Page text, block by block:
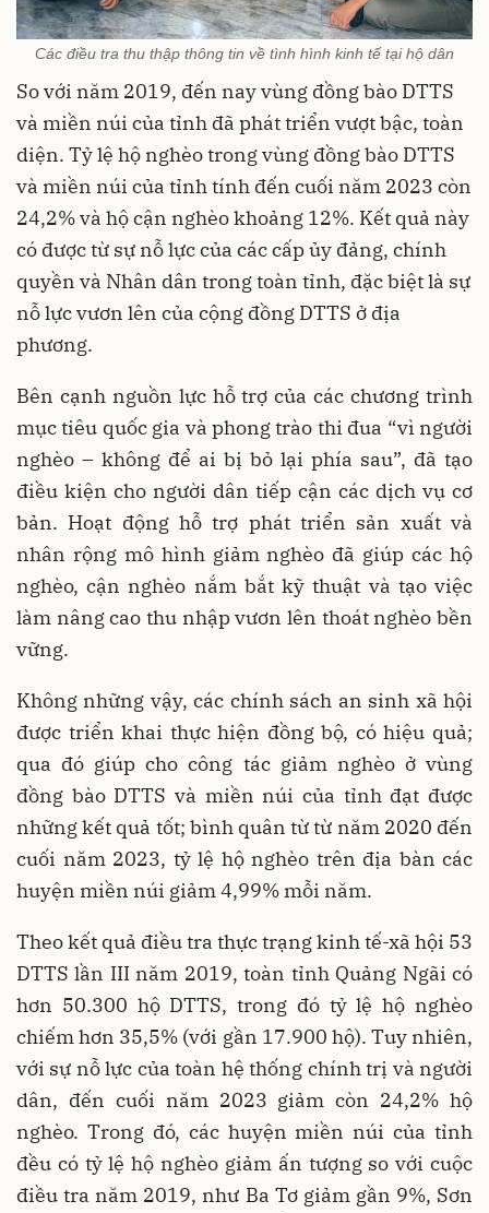
Các điều tra thu thập thông tin về tình hình kinh tế tại hộ dân
So với năm 2019, đến nay vùng đồng bào DTTS
và miền núi của tỉnh đã phát triển vượt bậc, toàn
diện. Tỷ lệ hộ nghèo trong vùng đồng bào DTTS
và miền núi của tỉnh tính đến cuối năm 2023 còn
24,2% và hộ cận nghèo khoảng 12%. Kết quả này
có được từ sự nỗ lực của các cấp ủy đảng, chính
quyền và Nhân dân trong toàn tỉnh, đặc biệt là sự
nỗ lực vươn lên của cộng đồng DTTS ở địa
phương.
Bên cạnh nguồn lực hỗ trợ của các chương trình
mục tiêu quốc gia và phong trào thi đua “vì người
nghèo – không để ai bị bỏ lại phía sau”, đã tạo
điều kiện cho người dân tiếp cận các dịch vụ cơ
bản. Hoạt động hỗ trợ phát triển sản xuất và
nhân rộng mô hình giảm nghèo đã giúp các hộ
nghèo, cận nghèo nắm bắt kỹ thuật và tạo việc
làm nâng cao thu nhập vươn lên thoát nghèo bền
vững.
Không những vậy, các chính sách an sinh xã hội
được triển khai thực hiện đồng bộ, có hiệu quả;
qua đó giúp cho công tác giảm nghèo ở vùng
đồng bào DTTS và miền núi của tỉnh đạt được
những kết quả tốt; bình quân từ từ năm 2020 đến
cuối năm 2023, tỷ lệ hộ nghèo trên địa bàn các
huyện miền núi giảm 4,99% mỗi năm.
Theo kết quả điều tra thực trạng kinh tế-xã hội 53
DTTS lần III năm 2019, toàn tỉnh Quảng Ngãi có
hơn 50.300 hộ DTTS, trong đó tỷ lệ hộ nghèo
chiếm hơn 35,5% (với gần 17.900 hộ). Tuy nhiên,
với sự nỗ lực của toàn hệ thống chính trị và người
dân, đến cuối năm 2023 giảm còn 24,2% hộ
nghèo. Trong đó, các huyện miền núi của tỉnh
đều có tỷ lệ hộ nghèo giảm ấn tượng so với cuộc
điều tra năm 2019, như Ba Tơ giảm gần 9%, Sơn